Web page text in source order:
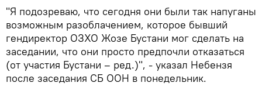
"Я подозреваю, что сегодня они были так напуганы
возможным разоблачением, которое бывший
гендиректор ОЗХО Жозе Бустани мог сделать на
заседании, что они просто предпочли отказаться
(от участия Бустани – ред.)", - указал Небензя
после заседания СБ ООН в понедельник.